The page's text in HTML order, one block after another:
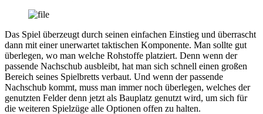
Das Spiel überzeugt durch seinen einfachen Einstieg und überrascht
dann mit einer unerwartet taktischen Komponente. Man sollte gut
überlegen, wo man welche Rohstoffe platziert. Denn wenn der
passende Nachschub ausbleibt, hat man sich schnell einen großen
Bereich seines Spielbretts verbaut. Und wenn der passende
Nachschub kommt, muss man immer noch überlegen, welches der
genutzten Felder denn jetzt als Bauplatz genutzt wird, um sich für
die weiteren Spielzüge alle Optionen offen zu halten.